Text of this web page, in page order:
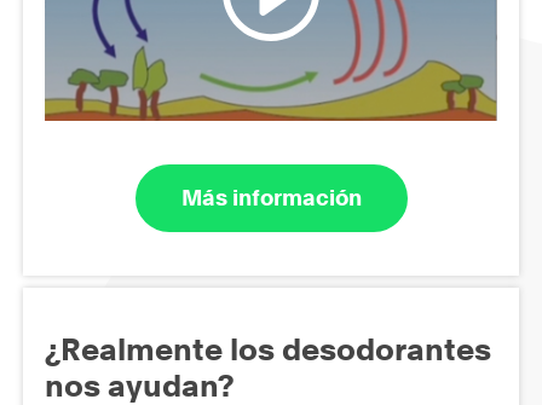
Más información
¿Realmente los desodorantes
nos ayudan?